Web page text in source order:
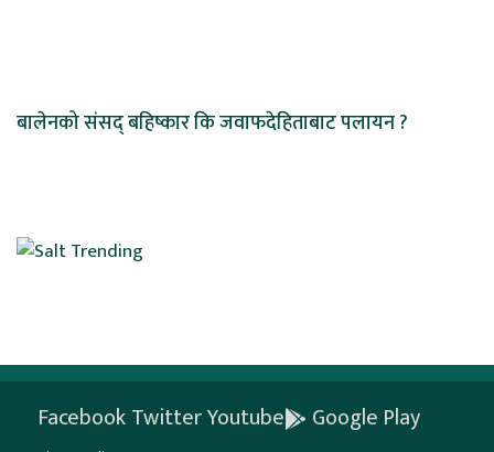
बालेनको संसद् बहिष्कार कि जवाफदेहिताबाट पलायन ?
FacebookTwitterYoutube Google Play